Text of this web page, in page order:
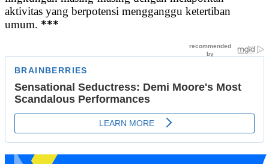
aktivitas yang berpotensi mengganggu ketertiban
umum. ***